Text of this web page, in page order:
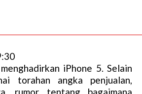
iPhone 5. Selain
torahan angka penjualan,